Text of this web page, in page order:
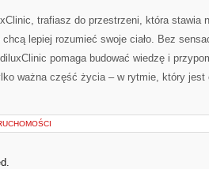
trafiasz do przestrzeni, która stawia
lepiej rozumieć swoje ciało. Bez
pomaga budować wiedzę i
ważna część życia – w rytmie, który jest